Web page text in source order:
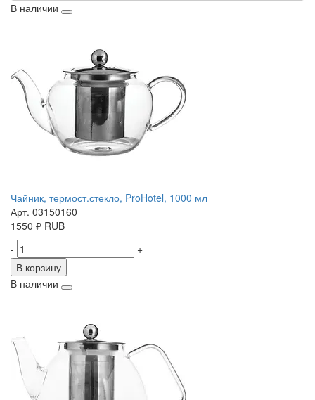
В наличии
Чайник, термост.стекло, ProHotel, 1000 мл
Арт. 03150160
1550 ₽ RUB
-
+
В корзину
В наличии